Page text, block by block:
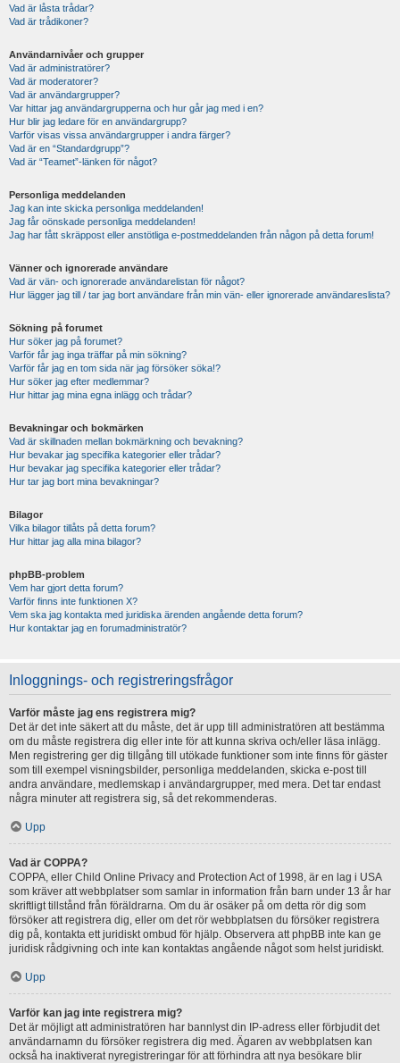
Vad är låsta trådar?
Vad är trådikoner?
Användarnivåer och grupper
Vad är administratörer?
Vad är moderatorer?
Vad är användargrupper?
Var hittar jag användargrupperna och hur går jag med i en?
Hur blir jag ledare för en användargrupp?
Varför visas vissa användargrupper i andra färger?
Vad är en “Standardgrupp”?
Vad är “Teamet”-länken för något?
Personliga meddelanden
Jag kan inte skicka personliga meddelanden!
Jag får oönskade personliga meddelanden!
Jag har fått skräppost eller anstötliga e-postmeddelanden från någon på detta forum!
Vänner och ignorerade användare
Vad är vän- och ignorerade användarelistan för något?
Hur lägger jag till / tar jag bort användare från min vän- eller ignorerade användareslista?
Sökning på forumet
Hur söker jag på forumet?
Varför får jag inga träffar på min sökning?
Varför får jag en tom sida när jag försöker söka!?
Hur söker jag efter medlemmar?
Hur hittar jag mina egna inlägg och trådar?
Bevakningar och bokmärken
Vad är skillnaden mellan bokmärkning och bevakning?
Hur bevakar jag specifika kategorier eller trådar?
Hur bevakar jag specifika kategorier eller trådar?
Hur tar jag bort mina bevakningar?
Bilagor
Vilka bilagor tillåts på detta forum?
Hur hittar jag alla mina bilagor?
phpBB-problem
Vem har gjort detta forum?
Varför finns inte funktionen X?
Vem ska jag kontakta med juridiska ärenden angående detta forum?
Hur kontaktar jag en forumadministratör?
Inloggnings- och registreringsfrågor
Varför måste jag ens registrera mig?
Det är det inte säkert att du måste, det är upp till administratören att bestämma
om du måste registrera dig eller inte för att kunna skriva och/eller läsa inlägg.
Men registrering ger dig tillgång till utökade funktioner som inte finns för gäster
som till exempel visningsbilder, personliga meddelanden, skicka e-post till
andra användare, medlemskap i användargrupper, med mera. Det tar endast
några minuter att registrera sig, så det rekommenderas.
Upp
Vad är COPPA?
COPPA, eller Child Online Privacy and Protection Act of 1998, är en lag i USA
som kräver att webbplatser som samlar in information från barn under 13 år har
skriftligt tillstånd från föräldrarna. Om du är osäker på om detta rör dig som
försöker att registrera dig, eller om det rör webbplatsen du försöker registrera
dig på, kontakta ett juridiskt ombud för hjälp. Observera att phpBB inte kan ge
juridisk rådgivning och inte kan kontaktas angående något som helst juridiskt.
Upp
Varför kan jag inte registrera mig?
Det är möjligt att administratören har bannlyst din IP-adress eller förbjudit det
användarnamn du försöker registrera dig med. Ägaren av webbplatsen kan
också ha inaktiverat nyregistreringar för att förhindra att nya besökare blir